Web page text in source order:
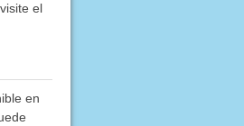
el
en